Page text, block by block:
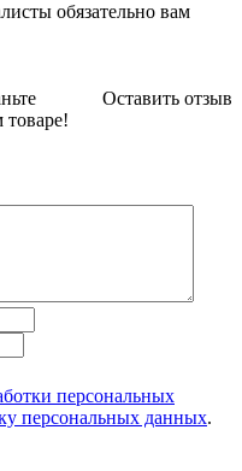
обязательно вам
Оставить отзыв
товаре!
персональных
персональных данных.